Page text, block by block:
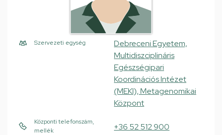
Szervezeti egység
Debreceni Egyetem,
Multidiszciplináris
Egészségipari
Koordinációs Intézet
(MEKI), Metagenomikai
Központ
Központi telefonszám,
mellék
+36 52 512 900